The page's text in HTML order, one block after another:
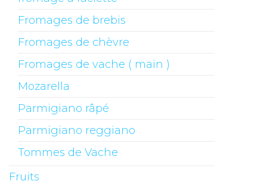
Fromages de brebis
Fromages de chèvre
Fromages de vache ( main )
Mozarella
Parmigiano râpé
Parmigiano reggiano
Tommes de Vache
Fruits